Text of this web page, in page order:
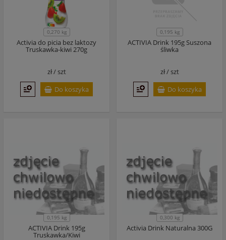
0,270 kg
Activia do picia bez laktozy
Truskawka-kiwi 270g
zł /szt
Do koszyka
0,195 kg
ACTIVIA Drink 195g Suszona
śliwka
zł /szt
Do koszyka
0,195 kg
ACTIVIA Drink 195g
Truskawka/Kiwi
0,300 kg
Activia Drink Naturalna 300G